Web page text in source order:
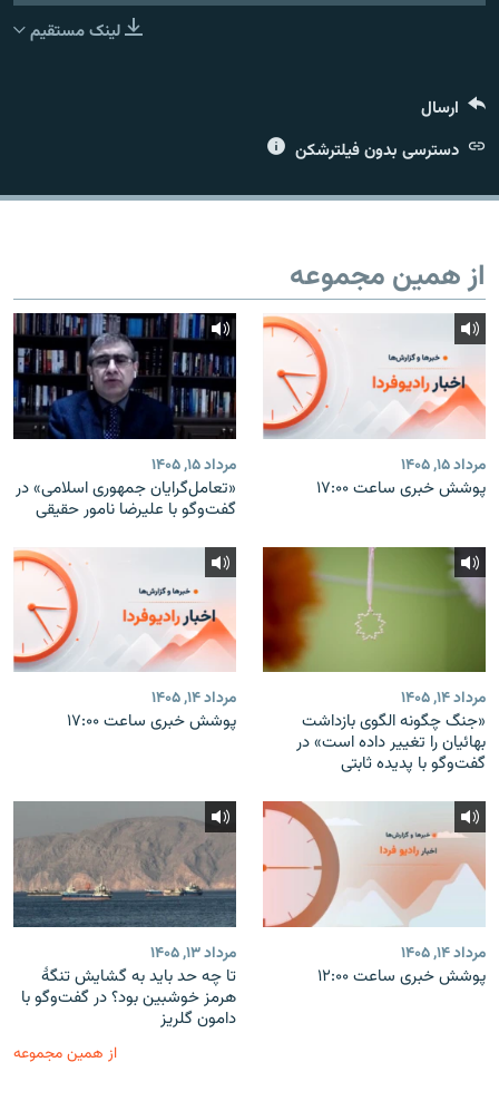
لینک مستقیم
ارسال
دسترسی بدون فیلترشکن
از همین مجموعه
مرداد ۱۵, ۱۴۰۵
پوشش خبری ساعت ۱۷:۰۰
مرداد ۱۵, ۱۴۰۵
«تعامل‌گرایان جمهوری اسلامی» در
گفت‌وگو با علیرضا نامور حقیقی
مرداد ۱۴, ۱۴۰۵
«جنگ چگونه الگوی بازداشت
بهائیان را تغییر داده است» در
گفت‌وگو با پدیده ثابتی
مرداد ۱۴, ۱۴۰۵
پوشش خبری ساعت ۱۷:۰۰
مرداد ۱۴, ۱۴۰۵
پوشش خبری ساعت ۱۲:۰۰
مرداد ۱۳, ۱۴۰۵
تا چه حد باید به گشایش تنگهٔ
هرمز خوشبین بود؟ در گفت‌وگو با
دامون گلریز
از همین مجموعه